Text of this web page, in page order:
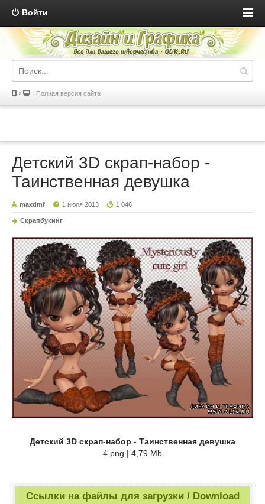
Войти
Полная версия сайта
Детский 3D скрап-набор -
Таинственная девушка
maxdmf 1 июля 2013 1 046
Скрапбукинг
Детский 3D скрап-набор - Таинственная девушка
4 png | 4,79 Mb
Ссылки на файлы для загрузки / Download